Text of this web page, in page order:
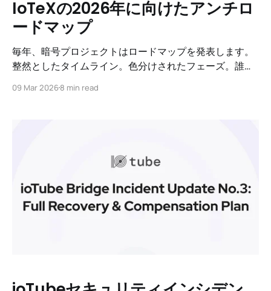
IoTeXの2026年に向けたアンチロ
ードマップ
毎年、暗号プロジェクトはロードマップを発表します。
整然としたタイムライン。色分けされたフェーズ。誰も
マークが付いています。私たちもそれをやってきまし
す。 AIは数十年の変化を四半期に圧縮しています。1月に
は存在しなかったモデルが6月には時代遅れです。全く
新しい製品カテゴリーが登場しています。
09 Mar 20268 min read